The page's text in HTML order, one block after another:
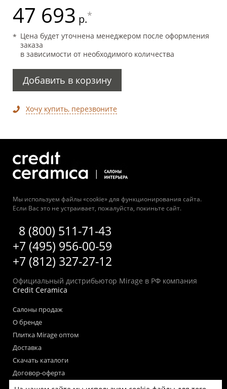
47 693 р.*
Цена будет уточнена менеджером после оформления
заказа
в зависимости от необходимого количества
Добавить в корзину
Хочу купить, перезвоните
Мы используем файлы «cookie» для функционирования сайта.
Если Вас это не устраивает, пожалуйста, покиньте сайт.
8 (800) 511-71-43
+7 (495) 956-00-59
+7 (812) 327-27-12
Официальный дистрибьютор Mirage в РФ компания
Credit Ceramica
Салоны продаж
О бренде
Плитка Mirage оптом
Доставка
Скачать каталоги
Договор-оферта
Пользовательское соглашение